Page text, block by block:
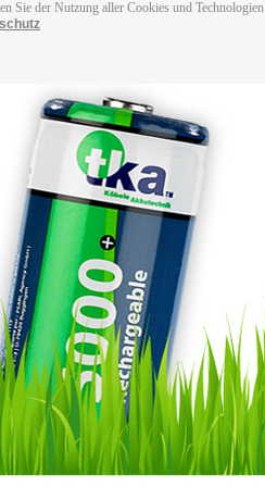
Sie der Nutzung aller Cookies und Technologien